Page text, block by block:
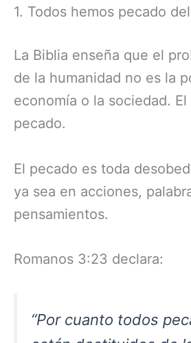
1. Todos hemos pecado
La Biblia enseña que el
de la humanidad no es la
economía o la sociedad.
pecado.
El pecado es toda
ya sea en acciones,
pensamientos.
Romanos 3:23 declara:
“Por cuanto todos